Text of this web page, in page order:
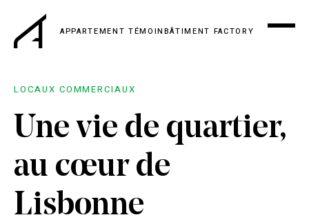
APPARTEMENT TÉMOINBÂTIMENT FACTORY
LOCAUX COMMERCIAUX
Une vie de quartier,
au cœur de
Lisbonne